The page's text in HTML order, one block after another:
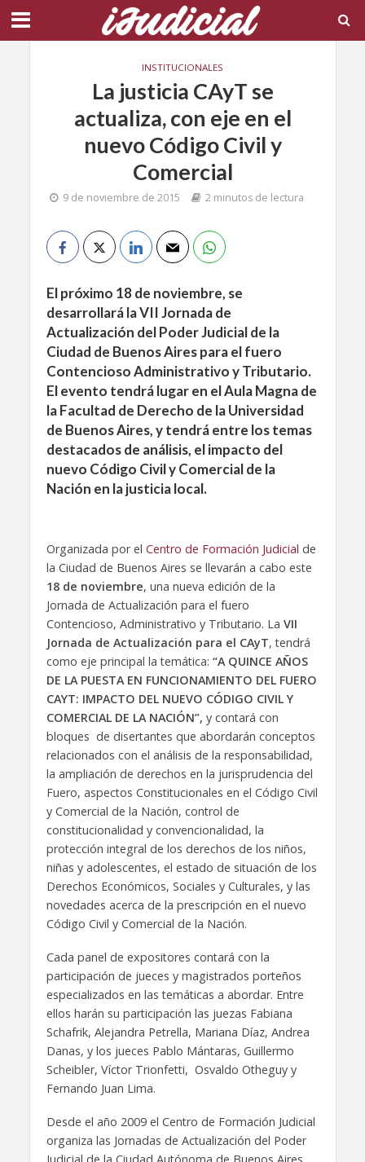
INSTITUCIONALES
La justicia CAyT se
actualiza, con eje en el
nuevo Código Civil y
Comercial
9 de noviembre de 2015 2 minutos de lectura
El próximo 18 de noviembre, se
desarrollará la VII Jornada de
Actualización del Poder Judicial de la
Ciudad de Buenos Aires para el fuero
Contencioso Administrativo y Tributario.
El evento tendrá lugar en el Aula Magna de
la Facultad de Derecho de la Universidad
de Buenos Aires, y tendrá entre los temas
destacados de análisis, el impacto del
nuevo Código Civil y Comercial de la
Nación en la justicia local.
Organizada por el Centro de Formación Judicial de
la Ciudad de Buenos Aires se llevarán a cabo este
18 de noviembre, una nueva edición de la
Jornada de Actualización para el fuero
Contencioso, Administrativo y Tributario. La VII
Jornada de Actualización para el CAyT, tendrá
como eje principal la temática: “A QUINCE AÑOS
DE LA PUESTA EN FUNCIONAMIENTO DEL FUERO
CAYT: IMPACTO DEL NUEVO CÓDIGO CIVIL Y
COMERCIAL DE LA NACIÓN”, y contará con
bloques de disertantes que abordarán conceptos
relacionados con el análisis de la responsabilidad,
la ampliación de derechos en la jurisprudencia del
Fuero, aspectos Constitucionales en el Código Civil
y Comercial de la Nación, control de
constitucionalidad y convencionalidad, la
protección integral de los derechos de los niños,
niñas y adolescentes, el estado de situación de los
Derechos Económicos, Sociales y Culturales, y las
novedades acerca de la prescripción en el nuevo
Código Civil y Comercial de la Nación.
Cada panel de expositores contará con la
participación de jueces y magistrados porteños
especializados en las temáticas a abordar. Entre
ellos harán su participación las juezas Fabiana
Schafrik, Alejandra Petrella, Mariana Díaz, Andrea
Danas, y los jueces Pablo Mántaras, Guillermo
Scheibler, Víctor Trionfetti, Osvaldo Otheguy y
Fernando Juan Lima.
Desde el año 2009 el Centro de Formación Judicial
organiza las Jornadas de Actualización del Poder
Judicial de la Ciudad Autónoma de Buenos Aires